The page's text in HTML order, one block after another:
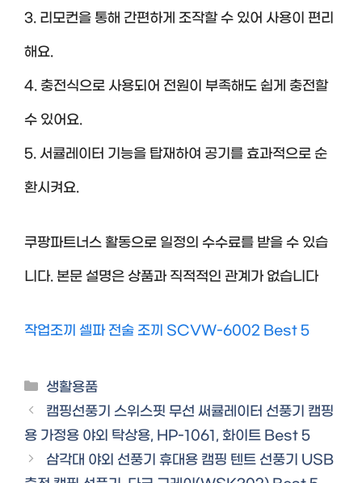
3. 리모컨을 통해 간편하게 조작할 수 있어 사용이 편리
해요.
4. 충전식으로 사용되어 전원이 부족해도 쉽게 충전할
수 있어요.
5. 서큘레이터 기능을 탑재하여 공기를 효과적으로 순
환시켜요.
쿠팡파트너스 활동으로 일정의 수수료를 받을 수 있습
니다. 본문 설명은 상품과 직적적인 관계가 없습니다
작업조끼 셀파 전술 조끼 SCVW-6002 Best 5
Categories
생활용품
캠핑선풍기 스위스핏 무선 써큘레이터 선풍기 캠핑
용 가정용 야외 탁상용, HP-1061, 화이트 Best 5
삼각대 야외 선풍기 휴대용 캠핑 텐트 선풍기 USB